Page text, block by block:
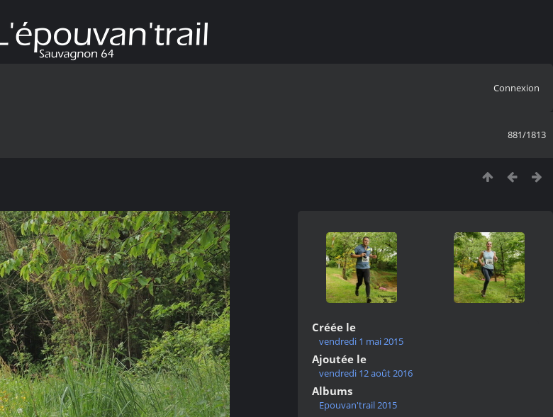
Connexion
881/1813
Créée le
vendredi 1 mai 2015
Ajoutée le
vendredi 12 août 2016
Albums
Epouvan'trail 2015